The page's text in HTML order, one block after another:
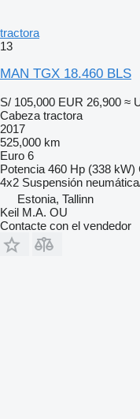
tractora
13
MAN TGX 18.460 BLS
S/ 105,000 EUR 26,900 ≈
Cabeza tractora
2017
525,000 km
Euro 6
Potencia 460 Hp (338 kW)
4x2 Suspensión
Estonia, Tallinn
Keil M.A. OU
Contacte con el vendedor